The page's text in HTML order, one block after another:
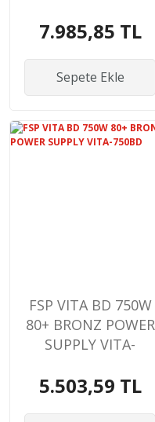
7.985,85 TL
Sepete Ekle
FSP VITA BD 750W
80+ BRONZ POWER
SUPPLY VITA-
5.503,59 TL